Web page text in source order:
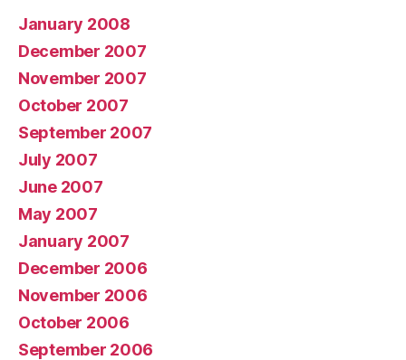
January 2008
December 2007
November 2007
October 2007
September 2007
July 2007
June 2007
May 2007
January 2007
December 2006
November 2006
October 2006
September 2006